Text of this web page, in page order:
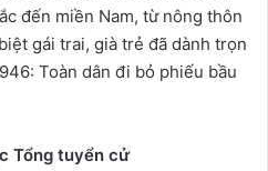
đến miền Nam, từ nông thôn
gái trai, già trẻ đã dành trọn
Toàn dân đi bỏ phiếu bầu
Tổng tuyển cử